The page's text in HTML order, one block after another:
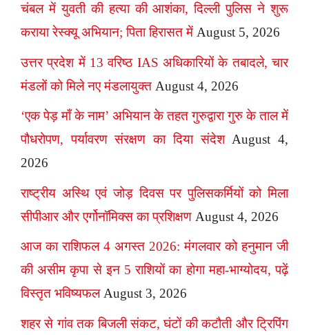
चंबल में युवती की हत्या की आशंका, दिल्ली पुलिस ने शुरू
कराया रेस्क्यू अभियान; पिता हिरासत में August 5, 2026
उत्तर प्रदेश में 13 वरिष्ठ IAS अधिकारियों के तबादले, चार
मंडलों को मिले नए मंडलायुक्त August 4, 2026
‘एक पेड़ माँ के नाम’ अभियान के तहत गुरुद्वारा गुरु के ताल में
पौधरोपण, पर्यावरण संरक्षण का दिया संदेश August 4,
2026
राष्ट्रीय अस्थि एवं जोड़ दिवस पर पुलिसकर्मियों को मिला
सीपीआर और एर्गोनॉमिक्स का प्रशिक्षण August 4, 2026
आज का राशिफल 4 अगस्त 2026: मंगलवार को हनुमान जी
की असीम कृपा से इन 5 राशियों का होगा महा-भाग्योदय, पढ़ें
विस्तृत भविष्यफल August 3, 2026
शहर से गांव तक बिजली संकट, घंटों की कटौती और ट्रिपिंग